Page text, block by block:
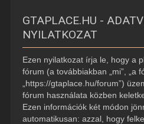
GTAPLACE.HU -
NYILATKOZAT
Ezen nyilatkozat írja le, hogy a
fórum (a továbbiakban „mi”, „a
„https://gtaplace.hu/forum”)
fórum használata közben
Ezen információk két módon
automatikusan: azzal, hogy